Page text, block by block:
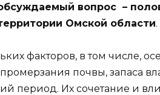
вопрос –
Омской области.
факторов, в том числе,
почвы, запаса
период. Их сочетание и